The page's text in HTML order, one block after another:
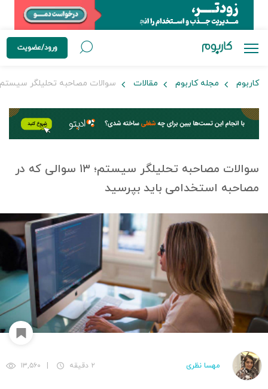
ورود/عضویت
کاربوم مجله کاربوم مقالات سوالات مصاحبه تحلیلگر سیستم؛ ۱۳ سوالی که در مصاحبه استخدامی باید
سوالات مصاحبه تحلیلگر سیستم؛ ۱۳ سوالی که در
مصاحبه استخدامی باید بپرسید
ﻣﻬﺴﺎ ﻧﻈﺮی ۲ دقیقه ۱۳,۵۶۰